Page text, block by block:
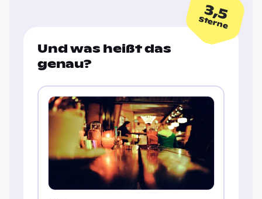
3,5
Sterne
Und was heißt das
genau?